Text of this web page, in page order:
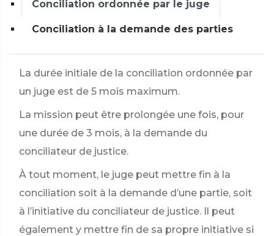
Conciliation ordonnée par le juge
Conciliation à la demande des parties
La durée initiale de la conciliation ordonnée par
un juge est de 5 mois maximum.
La mission peut être prolongée une fois, pour
une durée de 3 mois, à la demande du
conciliateur de justice.
À tout moment, le juge peut mettre fin à la
conciliation soit à la demande d’une partie, soit
à l’initiative du conciliateur de justice. Il peut
également y mettre fin de sa propre initiative si